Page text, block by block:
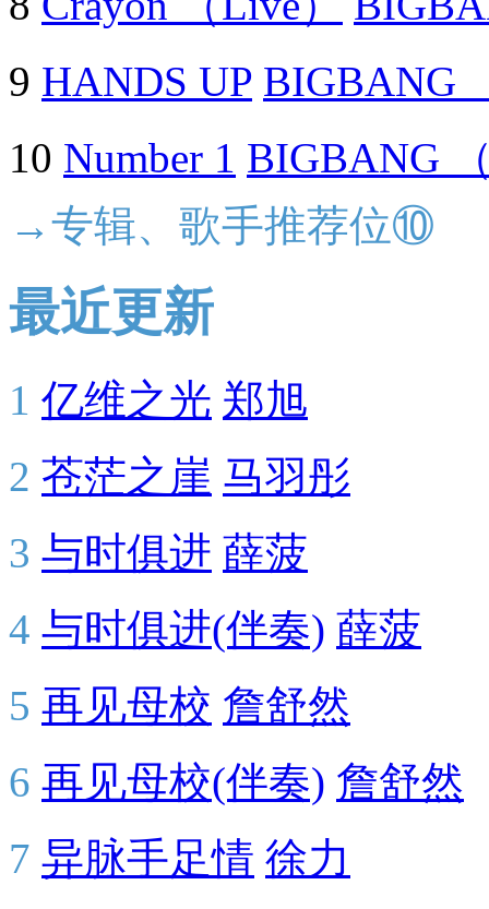
9 HANDS UP BIGBANG
10 Number 1 BIGBANG
→专辑、歌手推荐位⑩
最近更新
1 亿维之光 郑旭
2 苍茫之崖 马羽彤
3 与时俱进 薛菠
4 与时俱进(伴奏) 薛菠
5 再见母校 詹舒然
6 再见母校(伴奏) 詹舒然
7 异脉手足情 徐力